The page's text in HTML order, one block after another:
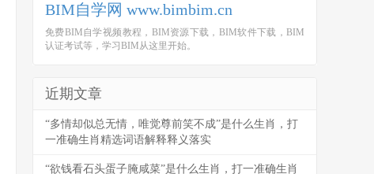
BIM自学网 www.bimbim.cn
免费BIM自学视频教程，BIM资源下载，BIM软件下载，BIM
认证考试等，学习BIM从这里开始。
近期文章
“多情却似总无情，唯觉尊前笑不成”是什么生肖，打
一准确生肖精选词语解释释义落实
“欲钱看石头蛋子腌咸菜”是什么生肖，打一准确生肖